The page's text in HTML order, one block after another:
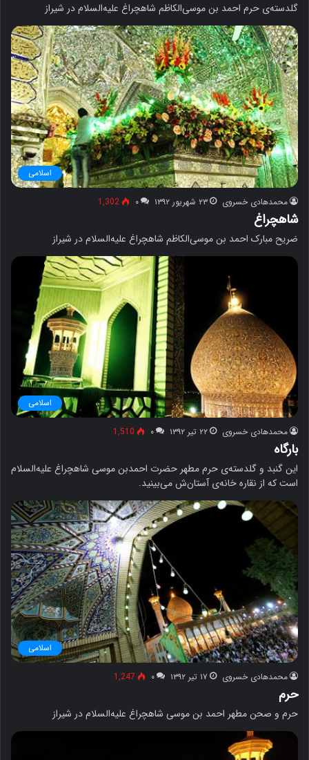
گلدسته‌ی حرم احمد بن موسی‌الکاظم شاهچراغ علیه‌السلام در شیراز
اسلامی
محمدهادی خسروی ۲۳ شهریور ۱۳۹۲ ۰ 1,302
شاهچراغ
ضریح مبارک احمد بن موسی‌الکاظم شاهچراغ علیه‌السلام در شیراز
اسلامی
محمدهادی خسروی ۲۲ تیر ۱۳۹۲ ۰ 1,510
بارگاه
این گنبد و گلدسته‌ی حرم مطهر حضرت احمدبن موسی شاهچراغ علیه‌السلام
است که از نقاره خانه‌ی آستان‌ش می‌بینید.
اسلامی
محمدهادی خسروی ۱۷ تیر ۱۳۹۲ ۰ 1,247
حرم
حرم و صحن مطهر احمد بن موسی شاهچراغ علیه‌السلام در شیراز